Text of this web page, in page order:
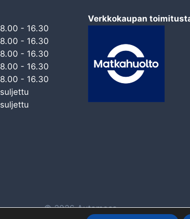
8.00 - 16.30
8.00 - 16.30
8.00 - 16.30
8.00 - 16.30
8.00 - 16.30
suljettu
suljettu
Verkkokaupan
© 2026 Automeca